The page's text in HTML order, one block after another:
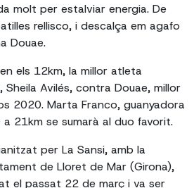
molt per estalviar energia. De
rellisco, i descalça em agafo
Douae.
els 12km, la millor atleta
Sheila Avilés, contra Douae, millor
2020. Marta Franco, guanyadora
21km se sumarà al duo favorit.
per La Sansi, amb la
de Lloret de Mar (Girona),
el passat 22 de març i va ser